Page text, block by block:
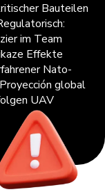
Bauteilen
im Team
Effekte
Nato-
global
UAV